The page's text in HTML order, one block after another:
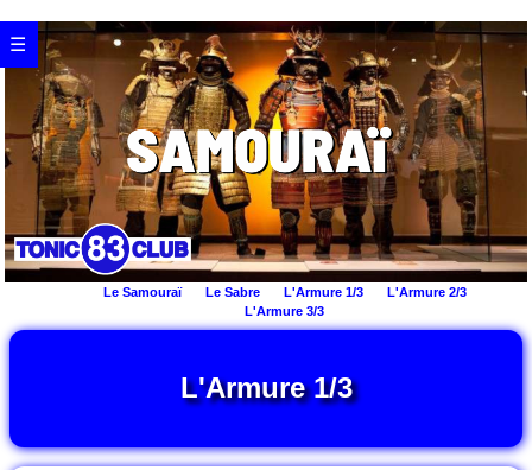
☰
Le Samouraï Le Sabre L'Armure 1/3
L'Armure 2/3
L'Armure 3/3
L'Armure 1/3